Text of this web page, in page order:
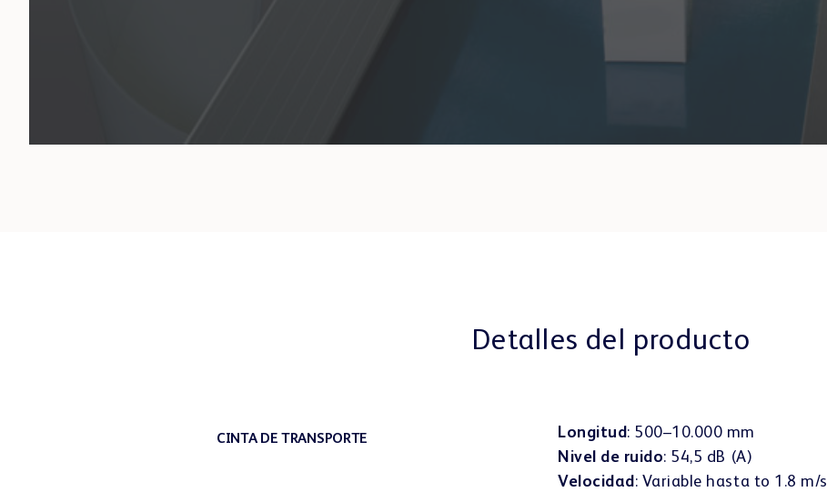
Detalles del producto
CINTA DE TRANSPORTE Longitud: 500–10.000 mm
Nivel de ruido: 54,5 dB (A)
Velocidad : Variable hasta to 1.8 m/s